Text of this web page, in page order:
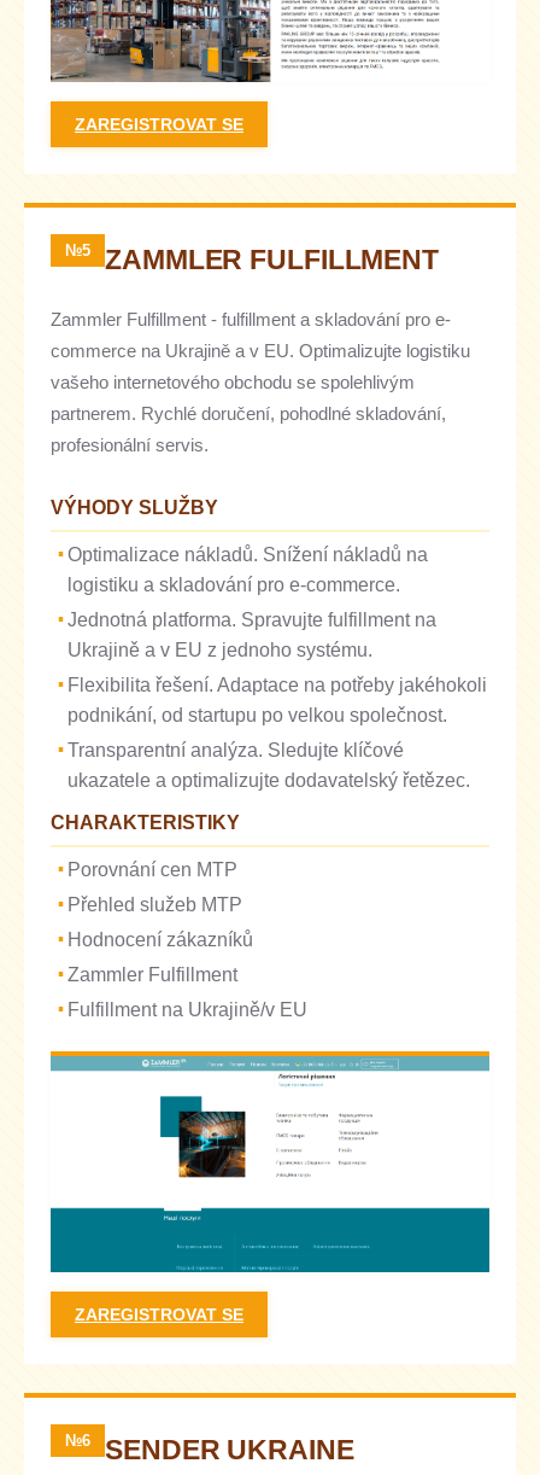
ZAREGISTROVAT SE
№5 ZAMMLER FULFILLMENT
Zammler Fulfillment - fulfillment a skladování pro e-
commerce na Ukrajině a v EU. Optimalizujte logistiku
vašeho internetového obchodu se spolehlivým
partnerem. Rychlé doručení, pohodlné skladování,
profesionální servis.
VÝHODY SLUŽBY
Optimalizace nákladů. Snížení nákladů na
logistiku a skladování pro e-commerce.
Jednotná platforma. Spravujte fulfillment na
Ukrajině a v EU z jednoho systému.
Flexibilita řešení. Adaptace na potřeby jakéhokoli
podnikání, od startupu po velkou společnost.
Transparentní analýza. Sledujte klíčové
ukazatele a optimalizujte dodavatelský řetězec.
CHARAKTERISTIKY
Porovnání cen MTP
Přehled služeb MTP
Hodnocení zákazníků
Zammler Fulfillment
Fulfillment na Ukrajině/v EU
ZAREGISTROVAT SE
№6 SENDER UKRAINE